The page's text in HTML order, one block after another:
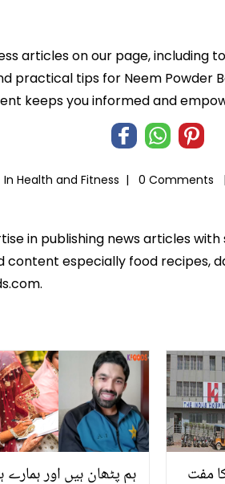
articles on our page, including
practical tips for Neem Powder
keeps you informed and
In Health and Fitness | 0 Comments |
in publishing news articles
especially food recipes,
ہم پٹھان ہیں اور ہمارے مفت